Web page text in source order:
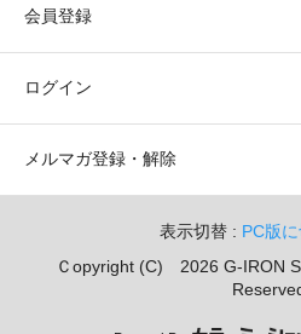
会員登録
ログイン
メルマガ登録・解除
表示切替 : PC版
Ｃopyright (C) 2026 G-IRON